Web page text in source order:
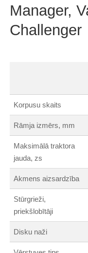
Manager,
Challenger
Korpusu skaits
Rāmja izmērs, mm
Maksimālā traktora
jauda, zs
Akmens aizsardzība
Stūrgrieži,
priekšlobītāji
Disku naži